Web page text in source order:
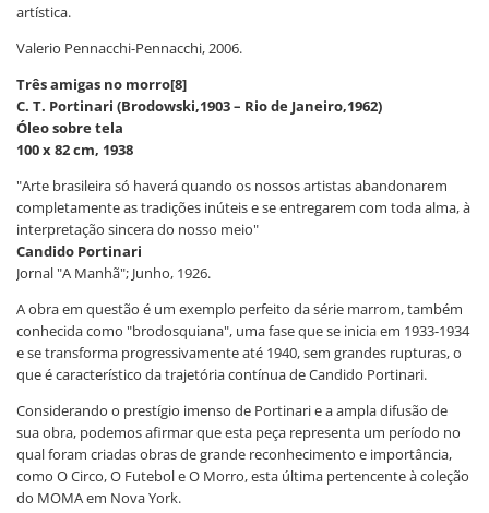
artística.
Valerio Pennacchi-Pennacchi, 2006.
Três amigas no morro[8]
C. T. Portinari (Brodowski,1903 – Rio de Janeiro,1962)
Óleo sobre tela
100 x 82 cm, 1938
"Arte brasileira só haverá quando os nossos artistas abandonarem
completamente as tradições inúteis e se entregarem com toda alma, à
interpretação sincera do nosso meio"
Candido Portinari
Jornal "A Manhã"; Junho, 1926.
A obra em questão é um exemplo perfeito da série marrom, também
conhecida como "brodosquiana", uma fase que se inicia em 1933-1934
e se transforma progressivamente até 1940, sem grandes rupturas, o
que é característico da trajetória contínua de Candido Portinari.
Considerando o prestígio imenso de Portinari e a ampla difusão de
sua obra, podemos afirmar que esta peça representa um período no
qual foram criadas obras de grande reconhecimento e importância,
como O Circo, O Futebol e O Morro, esta última pertencente à coleção
do MOMA em Nova York.